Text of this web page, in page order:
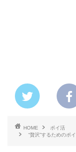
HOME
ポイ活
“贅沢”するためのポ